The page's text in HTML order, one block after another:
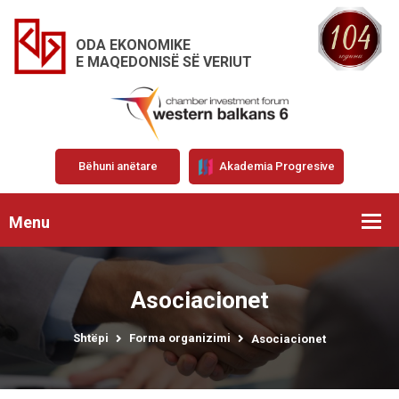
ODA EKONOMIKE
E MAQEDONISË SË VERIUT
Bëhuni anëtare Akademia Progresive
Menu
Asociacionet
Shtëpi Forma organizimi Asociacionet